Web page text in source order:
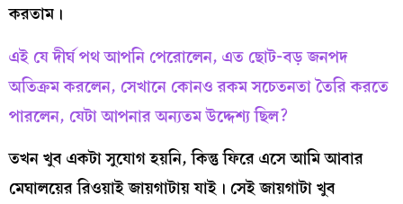
করতাম।
এই যে দীর্ঘ পথ আপনি পেরোলেন, এত ছোট-বড় জনপদ
অতিক্রম করলেন, সেখানে কোনও রকম সচেতনতা তৈরি করতে
পারলেন, যেটা আপনার অন্যতম উদ্দেশ্য ছিল?
তখন খুব একটা সুযোগ হয়নি, কিন্তু ফিরে এসে আমি আবার
মেঘালয়ের রিওয়াই জায়গাটায় যাই। সেই জায়গাটা খুব